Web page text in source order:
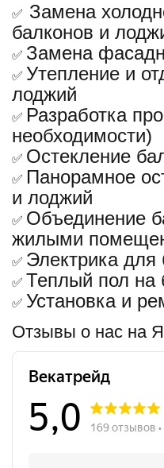
✅ Замена
балконов и
✅ Замена
✅ Утепление и
лоджий
✅ Разработка
необходимости)
✅ Остекление
✅ Панорамное
и лоджий
✅ Объединение
жилыми
✅ Электрика для
✅ Теплый пол на
✅ Установка и
Отзывы о нас на